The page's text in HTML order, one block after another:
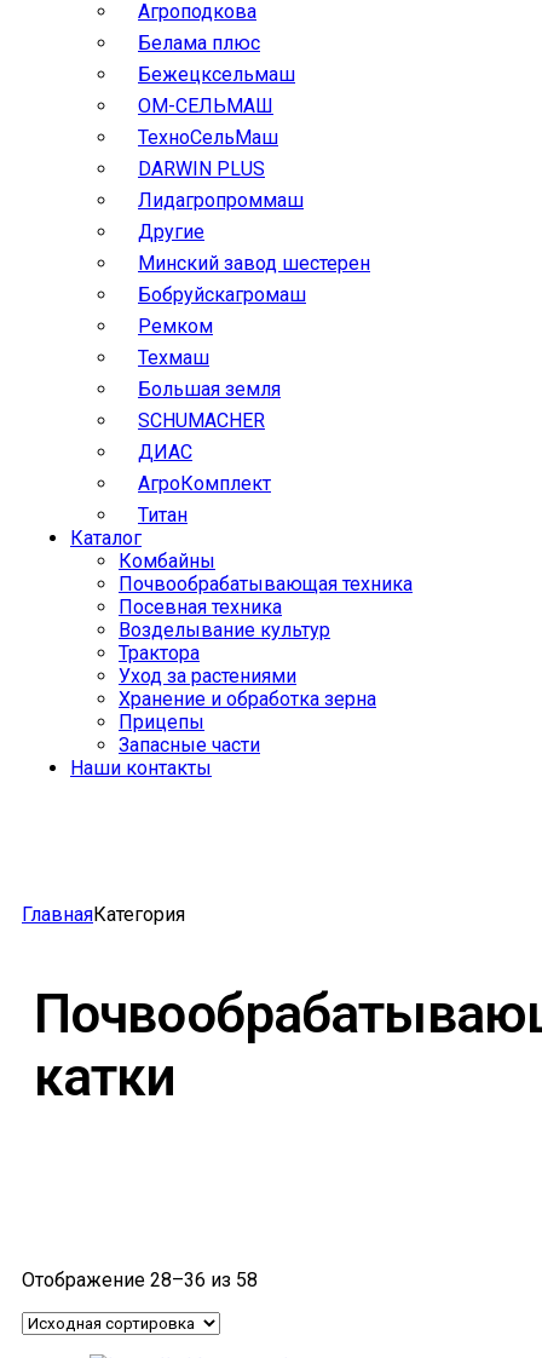
Агроподкова
Белама плюс
Бежецксельмаш
ОМ-СЕЛЬМАШ
ТехноСельМаш
DARWIN PLUS
Лидагропроммаш
Другие
Минский завод шестерен
Бобруйскагромаш
Ремком
Техмаш
Большая земля
SCHUMACHER
ДИАС
АгроКомплект
Титан
Каталог
Комбайны
Почвообрабатывающая техника
Посевная техника
Возделывание культур
Трактора
Уход за растениями
Хранение и обработка зерна
Прицепы
Запасные части
Наши контакты
ГлавнаяКатегория
катки
Отображение 28–36 из 58